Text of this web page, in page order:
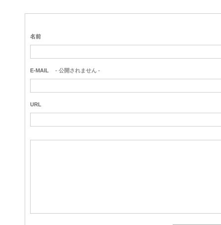
名前
E-MAIL - 公開されません -
URL